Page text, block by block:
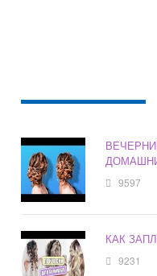
9597
КАК
9231